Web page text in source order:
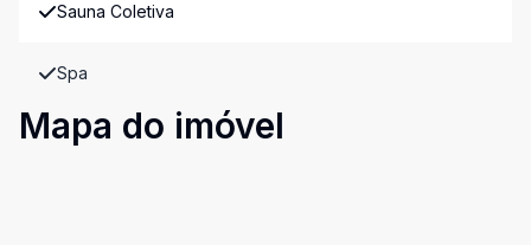
Sauna Coletiva
Spa
Mapa do imóvel